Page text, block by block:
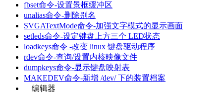
fbset命令-设置景框缓冲区
unalias命令-删除别名
SVGATextMode命令-加强文字模式的显示画面
setleds命令-设定键盘上方三个 LED状态
loadkeys命令 -改变 linux 键盘驱动程序
rdev命令-查询/设置内核映像文件
dumpkeys命令-显示键盘映射表
MAKEDEV命令-新增 /dev/ 下的装置档案
编辑器